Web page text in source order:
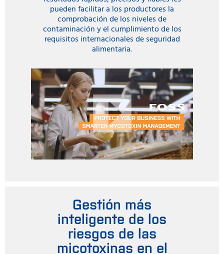
pueden facilitar a los productores la
comprobación de los niveles de
contaminación y el cumplimiento de los
requisitos internacionales de seguridad
alimentaria.
Gestión más
inteligente de los
riesgos de las
micotoxinas en el